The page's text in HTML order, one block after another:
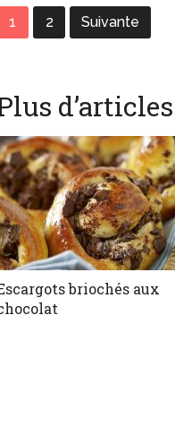
1 2 Suivante
d’articles
briochés aux